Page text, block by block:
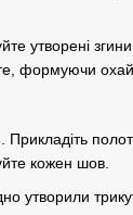
утворені
формуючи
кожен шов.
утворили